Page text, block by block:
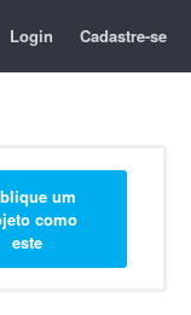
Login Cadastre-se
um
como
este